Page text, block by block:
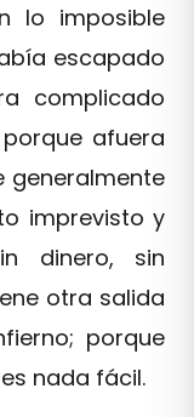
lo imposible
escapado
complicado
afuera
generalmente
imprevisto y
dinero, sin
otra salida
porque
nada fácil.